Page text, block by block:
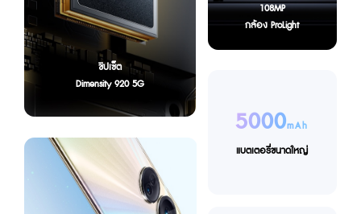
ชิปเซ็ต
Dimensity 920 5G
108MP
กล้อง ProLight
5000mAh
แบตเตอรี่ขนาดใหญ่